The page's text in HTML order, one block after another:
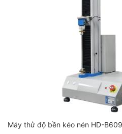
Máy thử độ bền kéo nén HD-